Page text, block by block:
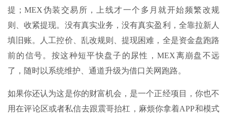
提；MEX伪装交易所，上线才一个多月就开始频繁改规
则、收紧提现。没有真实业务，没有真实盈利，全靠拉新人
填旧账。人工控价、乱改规则、提现困难，全是资金盘跑路
前的信号。按这种短平快盘子的尿性，MEX离崩盘不远
了，随时以系统维护、通道升级为借口关网跑路。
如果你还认为这是你的财富机会，是一个正经项目，你也不
用在评论区或者私信去跟震哥抬杠，麻烦你拿着APP和模式